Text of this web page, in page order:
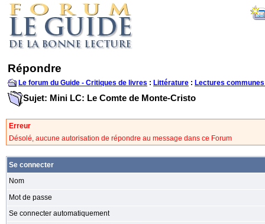
Répondre
Le forum du Guide - Critiques de livres : Littérature : Lectures
Sujet: Mini LC: Le Comte de Monte-Cristo
Erreur
Désolé, aucune autorisation de répondre au message dans ce Forum
Se connecter
Nom
Mot de passe
Se connecter automatiquement